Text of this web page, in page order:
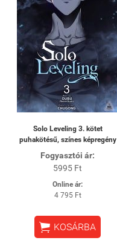
Solo Leveling 3. kötet
puhakötésű, színes képregény
Fogyasztói ár:
5995 Ft
Online ár:
4 795 Ft
 KOSÁRBA